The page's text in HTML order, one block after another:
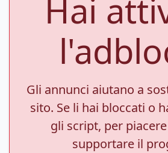
Hai
Gli annunci aiutano a
sito. Se li hai bloccati o
gli script, per
supportare il